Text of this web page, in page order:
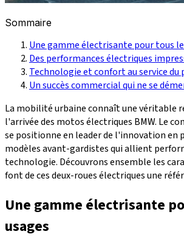
Sommaire
Une gamme électrisante pour tous
Des performances électriques
Technologie et confort au service du
Un succès commercial qui ne se
La mobilité urbaine connaît une véritable
l'arrivée des motos électriques BMW. Le
se positionne en leader de l'innovation en
modèles avant-gardistes qui allient
technologie. Découvrons ensemble les
font de ces deux-roues électriques une
Une gamme électrisante
usages